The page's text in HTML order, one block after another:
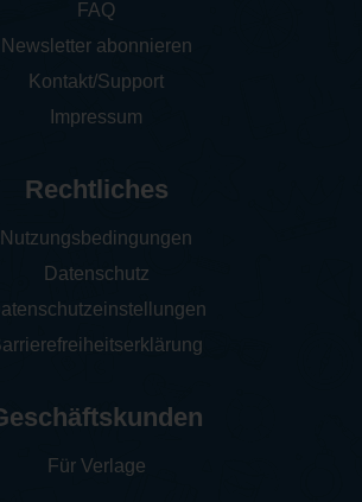
FAQ
Newsletter abonnieren
Kontakt/Support
Impressum
Rechtliches
Nutzungsbedingungen
Datenschutz
Für Verlage